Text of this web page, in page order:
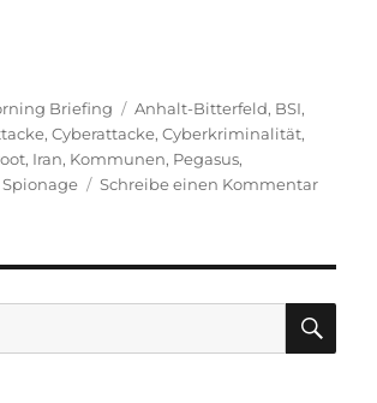
– 25. Oktober 2021 – Cyber –
Briefing Schlagwörter
Anhalt-Bitterfeld, BSI,
,Cyberattacke,Cyberkriminalität,
, Iran, Kommunen, Pegasus,
Spionage Schreibe einen Kommentarzu
2021
–